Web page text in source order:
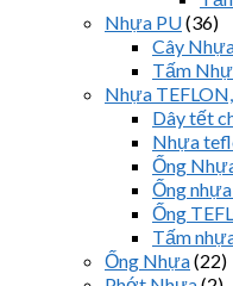
Nhựa PU(36)
Cây
Tấm
Nhựa
Dây tết
Nhựa
Ống
Ống
Ống
Tấm
Ống Nhựa(22)